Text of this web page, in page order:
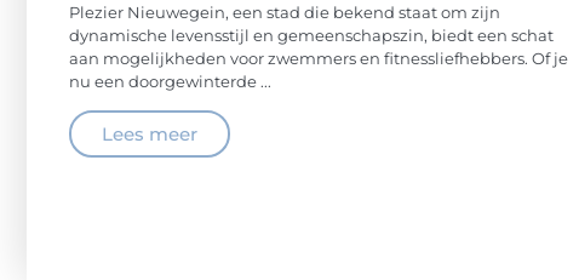
Plezier Nieuwegein, een stad die bekend staat om zijn
dynamische levensstijl en gemeenschapszin, biedt een schat
aan mogelijkheden voor zwemmers en fitnessliefhebbers. Of je
nu een doorgewinterde ...
Lees meer